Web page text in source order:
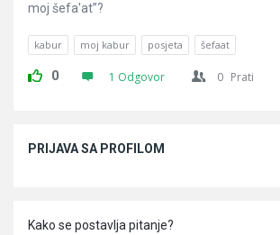
moj šefa'at”?
kabur moj kabur posjeta šefaat
0 1 Odgovor 0 Prati
PRIJAVA SA PROFILOM
Kako se postavlja pitanje?